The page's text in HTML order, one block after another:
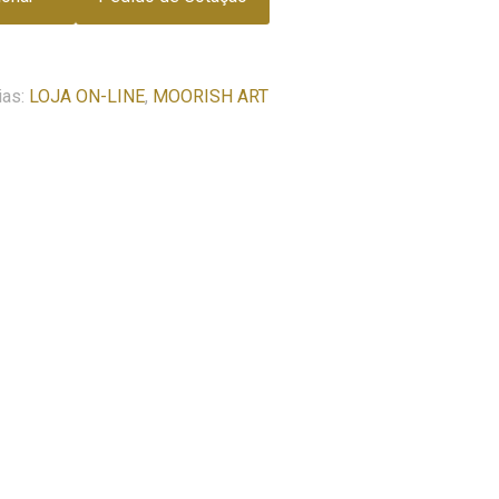
LOJA ON-LINE, MOORISH ART